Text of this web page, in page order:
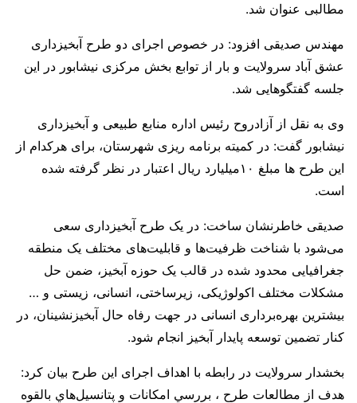
مطالبی عنوان شد.
مهندس صدیقی افزود: در خصوص اجرای دو طرح آبخیزداری
عشق آباد سرولایت و بار از توابع بخش مرکزی نیشابور در این
جلسه گفتگوهایی شد.
وی به نقل از آزادروح رئیس اداره منابع طبیعی و آبخیزداری
نیشابور گفت: در کمیته برنامه ریزی شهرستان، برای هرکدام از
این طرح ها مبلغ ۱۰میلیارد ریال اعتبار در نظر گرفته شده
است.
صدیقی خاطرنشان ساخت: در یک طرح آبخیزداری سعی
می‌شود با شناخت ظرفیت‌ها و قابلیت‌های مختلف یک منطقه
جغرافیایی محدود شده در قالب یک حوزه آبخیز، ضمن حل
مشکلات مختلف اکولوژیکی، زیرساختی، انسانی، زیستی و …
بیشترین بهره‌برداری انسانی در جهت رفاه حال آبخیزنشینان، در
کنار تضمین توسعه پایدار آبخیز انجام شود.
بخشدار سرولایت در رابطه با اهداف اجرای این طرح بیان کرد:
هدف از مطالعات طرح ، بررسي امكانات و پتانسيل‌هاي بالقوه